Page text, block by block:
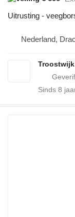
Uitrusting -
Nederland,
Troostwijk
Sinds 8